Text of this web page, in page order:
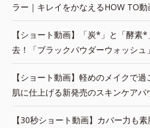
ラー｜キレイをかなえるHOW TO動
【ショート動画】「炭*」と「酵素
去！「ブラックパウダーウォッシュ
【ショート動画】軽めのメイクで
肌に仕上げる新発売のスキンケアパ
【30秒ショート動画】カバー力も